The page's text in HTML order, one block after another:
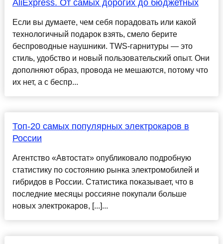
AliExpress. От самых дорогих до бюджетных
Если вы думаете, чем себя порадовать или какой
технологичный подарок взять, смело берите
беспроводные наушники. TWS-гарнитуры — это
стиль, удобство и новый пользовательский опыт. Они
дополняют образ, провода не мешаются, потому что
их нет, а с беспр...
Топ-20 самых популярных электрокаров в
России
Агентство «Автостат» опубликовало подробную
статистику по состоянию рынка электромобилей и
гибридов в России. Статистика показывает, что в
последние месяцы россияне покупали больше
новых электрокаров, [...]...